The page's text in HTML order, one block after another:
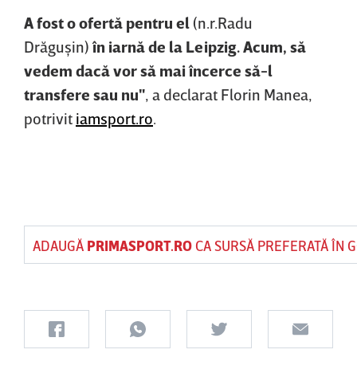
A fost o ofertă pentru el (n.r.Radu
Drăguşin)în iarnă de la Leipzig. Acum, să
vedem dacă vor să mai încerce să-l
transfere sau nu", a declarat Florin Manea,
potrivit iamsport.ro.
ADAUGĂ PRIMASPORT.ROCA SURSĂ PREFERATĂ ÎN